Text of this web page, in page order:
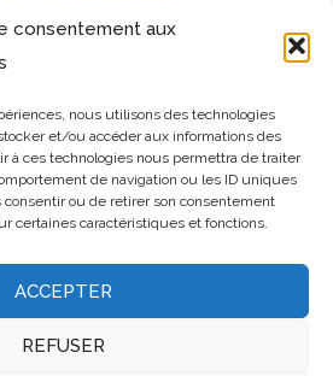
consentement aux
nous utilisons des technologies
et/ou accéder aux informations des
à ces technologies nous permettra de traiter
de navigation ou les ID uniques
ou de retirer son consentement
certaines caractéristiques et fonctions.
ACCEPTER
REFUSER